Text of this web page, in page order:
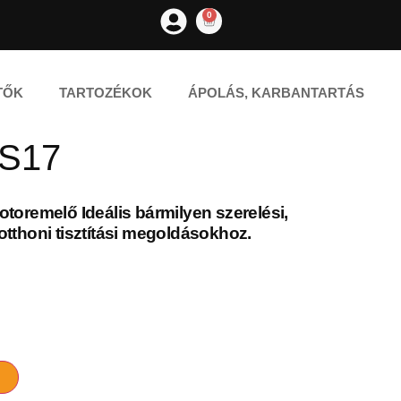
0
TARTOZÉKOK ÁPOLÁS, KARBANTARTÁS
Ideális bármilyen szerelési,
tisztítási megoldásokhoz.